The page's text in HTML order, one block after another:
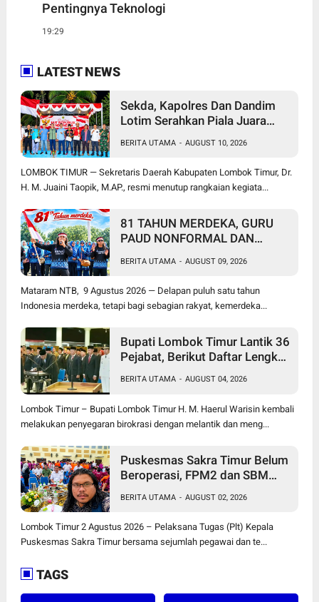
Pentingnya Teknologi
19:29
LATEST NEWS
Sekda, Kapolres Dan Dandim
Lotim Serahkan Piala Juara
HUT Ke-81 RI, Karangtaruna
Selendang sutra
BERITA UTAMA - AUGUST 10, 2026
LOMBOK TIMUR — Sekretaris Daerah Kabupaten Lombok Timur, Dr.
H. M. Juaini Taopik, M.AP., resmi menutup rangkaian kegiata...
81 TAHUN MERDEKA, GURU
PAUD NONFORMAL DAN
MENUNGGU KEADILAN
BERITA UTAMA - AUGUST 09, 2026
Mataram NTB, 9 Agustus 2026 — Delapan puluh satu tahun
Indonesia merdeka, tetapi bagi sebagian rakyat, kemerdeka...
Bupati Lombok Timur Lantik 36
Pejabat, Berikut Daftar Lengkap
BERITA UTAMA - AUGUST 04, 2026
Lombok Timur – Bupati Lombok Timur H. M. Haerul Warisin kembali
melakukan penyegaran birokrasi dengan melantik dan meng...
Puskesmas Sakra Timur Belum
Beroperasi, FPM2 dan SBM
Plt Kepala Puskesmas serta
Tenaga Kesehatan
BERITA UTAMA - AUGUST 02, 2026
Lombok Timur 2 Agustus 2026 – Pelaksana Tugas (Plt) Kepala
Puskesmas Sakra Timur bersama sejumlah pegawai dan te...
TAGS